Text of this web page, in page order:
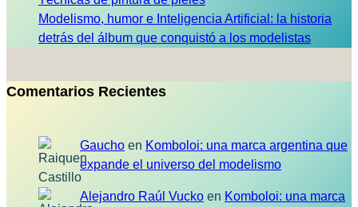
Modelismo, humor e Inteligencia Artificial: la historia
detrás del álbum que conquistó a los modelistas
Comentarios Recientes
Gaucho en Komboloi: una marca argentina que
expande el universo del modelismo
Alejandro Raúl Vucko en Komboloi: una marca